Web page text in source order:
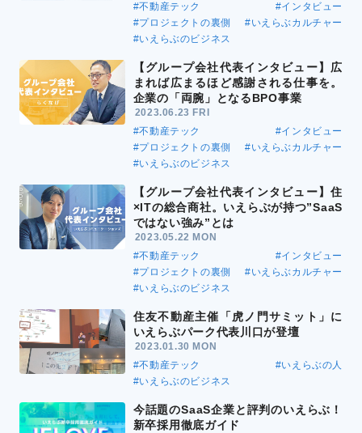
#不動産テック
#インタビュー
#プロジェクトの裏側
#いえらぶカルチャー
#いえらぶのビジネス
【グループ会社代表インタビュー】広
まれば広まるほど感謝される仕事を。
企業の「両腕」となるBPO事業
2023.06.23 FRI
#不動産テック
#インタビュー
#プロジェクトの裏側
#いえらぶカルチャー
#いえらぶのビジネス
【グループ会社代表インタビュー】住
×ITの総合商社。いえらぶが持つ”SaaS
ではない強み”とは
2023.05.22 MON
#不動産テック
#インタビュー
#プロジェクトの裏側
#いえらぶカルチャー
#いえらぶのビジネス
住友不動産主催「虎ノ門サミット」に
いえらぶパーク代表川口が登壇
2023.01.30 MON
#不動産テック
#いえらぶの人
#いえらぶのビジネス
今話題のSaaS企業と評判のいえらぶ！
新卒採用徹底ガイド